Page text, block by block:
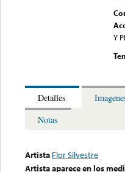
Y
Detalles
Notas
Artista Flor Silvestre
Artista aparece en los